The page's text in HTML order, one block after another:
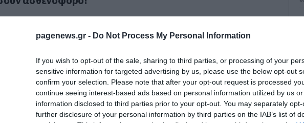
pagenews.gr - Do Not Process My Personal Information
If you wish to opt-out of the sale, sharing to third parties, or processing of your
sensitive information for targeted advertising by us, please use the below opt-out
confirm your selection. Please note that after your opt-out request is processed
continue seeing interest-based ads based on personal information utilized by us
information disclosed to third parties prior to your opt-out. You may separately
further disclosure of your personal information by third parties on the IAB’s list of